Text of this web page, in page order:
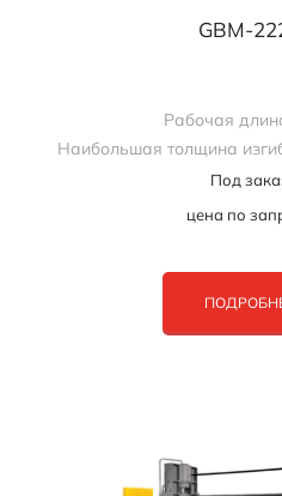
GBM-
Рабочая
Наибольшая толщина
Под
цена по